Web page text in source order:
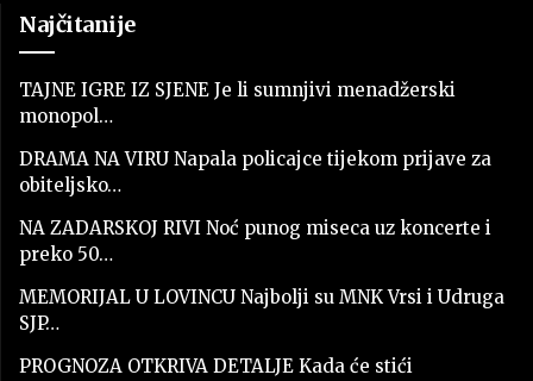
Najčitanije
TAJNE IGRE IZ SJENE Je li sumnjivi menadžerski
monopol…
DRAMA NA VIRU Napala policajce tijekom prijave za
obiteljsko…
NA ZADARSKOJ RIVI Noć punog miseca uz koncerte i
preko 50…
MEMORIJAL U LOVINCU Najbolji su MNK Vrsi i Udruga
SJP…
PROGNOZA OTKRIVA DETALJE Kada će stići